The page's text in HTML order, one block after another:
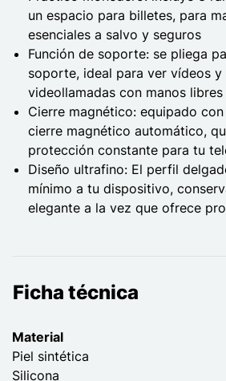
un espacio para billetes, para
esenciales a salvo y seguros
Función de soporte: se pliega
soporte, ideal para ver vídeos y
videollamadas con manos libres
Cierre magnético: equipado
cierre magnético automático,
protección constante para tu
Diseño ultrafino: El perfil
mínimo a tu dispositivo,
elegante a la vez que ofrece
Ficha técnica
Material
Piel sintética
Silicona